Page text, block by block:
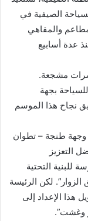
الصيفية في
والمقاهي
عدة أسابيع
مشجعة.
بجهة
نجاح هذا الموسم
طنجة – تطوان
بفضل التعزيز
للبنية التحتية
لكن الرئيسة
هذا الإعداد إلى
وغشت”.